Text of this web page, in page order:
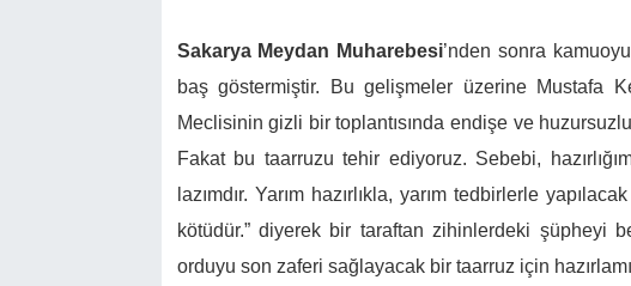
Sakarya Meydan Muharebesi’nden sonra
baş göstermiştir. Bu gelişmeler üzerine Mustafa
Meclisinin gizli bir toplantısında endişe ve
Fakat bu taarruzu tehir ediyoruz. Sebebi,
lazımdır. Yarım hazırlıkla, yarım tedbirlerle
kötüdür.” diyerek bir taraftan zihinlerdeki şüpheyi
orduyu son zaferi sağlayacak bir taarruz için